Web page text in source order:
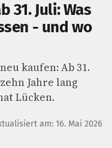
31. Juli: Was
- und wo
kaufen: Ab 31.
Jahre lang
Lücken.
am: 16. Mai 2026